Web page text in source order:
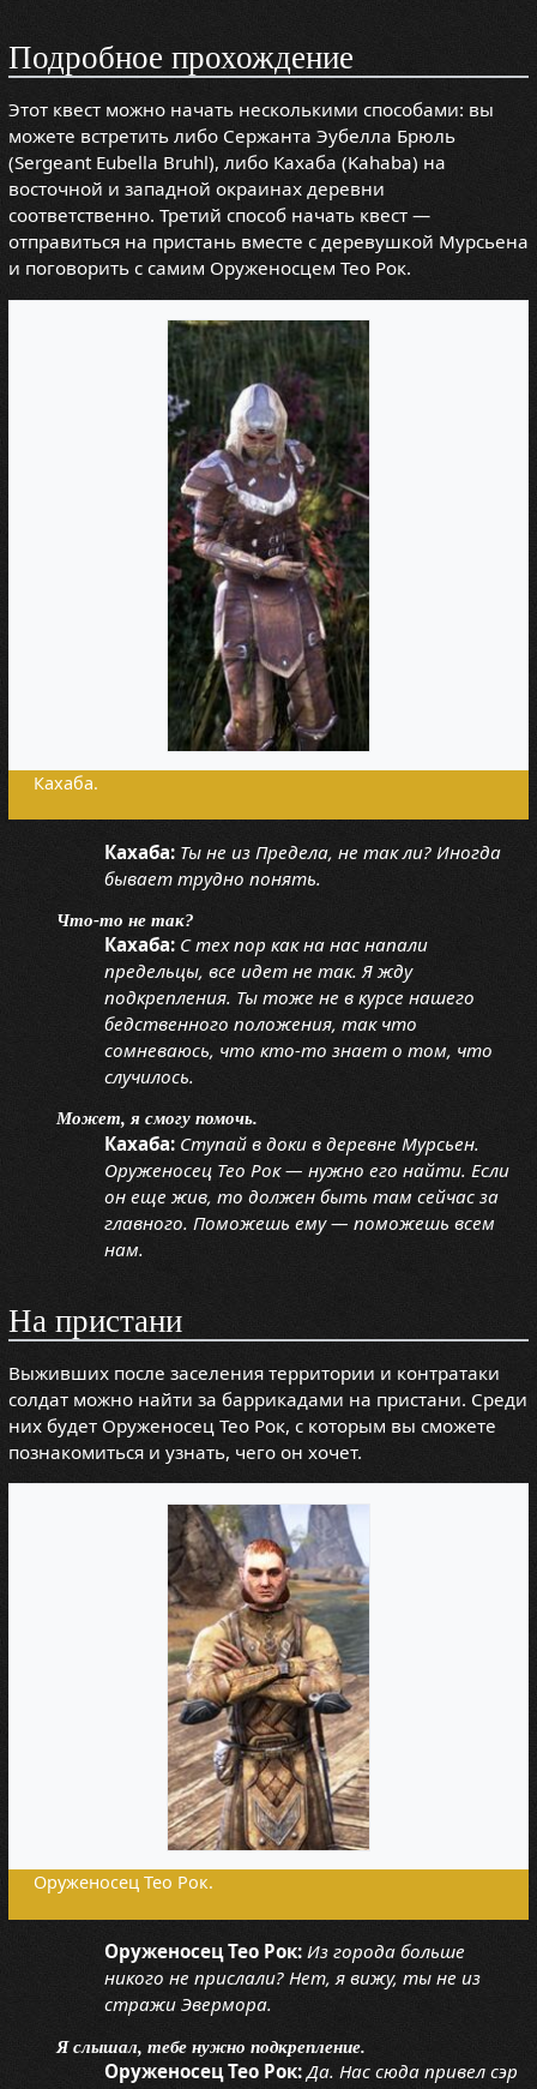
Подробное прохождение
Этот квест можно начать несколькими способами: вы
можете встретить либо Сержанта Эубелла Брюль
(Sergeant Eubella Bruhl), либо Кахаба (Kahaba) на
восточной и западной окраинах деревни
соответственно. Третий способ начать квест —
отправиться на пристань вместе с деревушкой Мурсьена
и поговорить с самим Оруженосцем Тео Рок.
Кахаба.
Кахаба: Ты не из Предела, не так ли? Иногда
бывает трудно понять.
Что-то не так?
Кахаба: С тех пор как на нас напали
предельцы, все идет не так. Я жду
подкрепления. Ты тоже не в курсе нашего
бедственного положения, так что
сомневаюсь, что кто-то знает о том, что
случилось.
Может, я смогу помочь.
Кахаба: Ступай в доки в деревне Мурсьен.
Оруженосец Тео Рок — нужно его найти. Если
он еще жив, то должен быть там сейчас за
главного. Поможешь ему — поможешь всем
нам.
На пристани
Выживших после заселения территории и контратаки
солдат можно найти за баррикадами на пристани. Среди
них будет Оруженосец Тео Рок, с которым вы сможете
познакомиться и узнать, чего он хочет.
Оруженосец Тео Рок.
Оруженосец Тео Рок: Из города больше
никого не прислали? Нет, я вижу, ты не из
стражи Эвермора.
Я слышал, тебе нужно подкрепление.
Оруженосец Тео Рок: Да. Нас сюда привел сэр